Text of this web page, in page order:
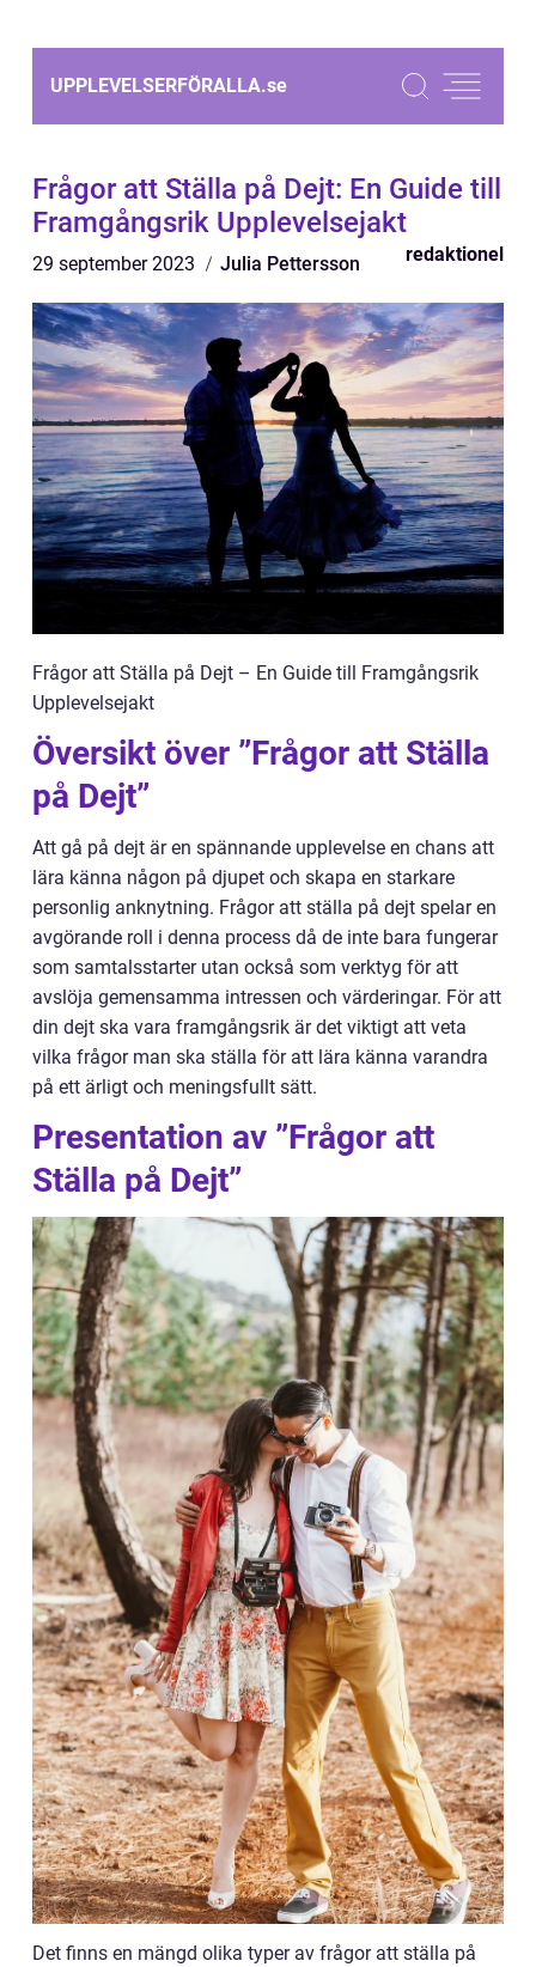
UPPLEVELSERFÖRALLA.se
Frågor att Ställa på Dejt: En Guide till
Framgångsrik Upplevelsejakt
29 september 2023 Julia Pettersson redaktionel
Frågor att Ställa på Dejt – En Guide till Framgångsrik
Upplevelsejakt
Översikt över ”Frågor att Ställa
på Dejt”
Att gå på dejt är en spännande upplevelse en chans att
lära känna någon på djupet och skapa en starkare
personlig anknytning. Frågor att ställa på dejt spelar en
avgörande roll i denna process då de inte bara fungerar
som samtalsstarter utan också som verktyg för att
avslöja gemensamma intressen och värderingar. För att
din dejt ska vara framgångsrik är det viktigt att veta
vilka frågor man ska ställa för att lära känna varandra
på ett ärligt och meningsfullt sätt.
Presentation av ”Frågor att
Ställa på Dejt”
Det finns en mängd olika typer av frågor att ställa på